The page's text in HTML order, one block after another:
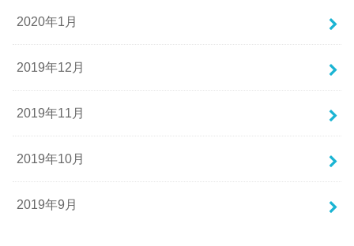
2020年1月
2019年12月
2019年11月
2019年10月
2019年9月